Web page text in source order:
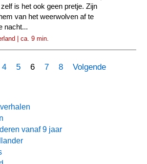
is het ook geen pretje. Zijn
van het weerwolven af te
nacht...
| ca. 9 min.
4 56 7 8 Volgende
vanaf 9 jaar